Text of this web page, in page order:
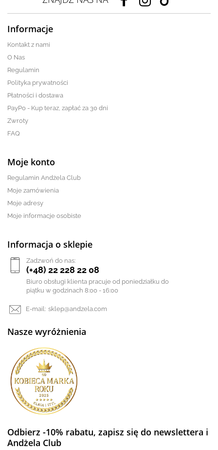
Informacje
Kontakt z nami
O Nas
Regulamin
Polityka prywatności
Płatności i dostawa
PayPo - Kup teraz, zapłać za 30 dni
Zwroty
FAQ
Moje konto
Regulamin Andżela Club
Moje zamówienia
Moje adresy
Moje informacje osobiste
Informacja o sklepie
Zadzwoń do nas:
(+48) 22 228 22 08
Biuro obsługi klienta pracuje od poniedziałku do
piątku w godzinach 8:00 - 16:00
E-mail: sklep@andzela.com
Nasze wyróżnienia
Odbierz -10% rabatu, zapisz się do newslettera i
Andżela Club